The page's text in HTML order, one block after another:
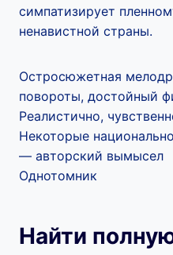
симпатизирует
ненавистной страны.
Остросюжетная
повороты, достойный
Реалистично,
Некоторые
— авторский вымысел
Однотомник
Найти